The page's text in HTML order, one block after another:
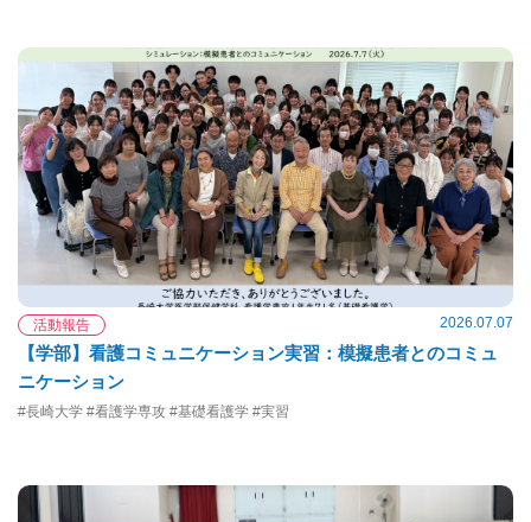
活動報告 2026.07.07
【学部】看護コミュニケーション実習：模擬患者とのコミュ
ニケーション
#長崎大学 #看護学専攻 #基礎看護学 #実習